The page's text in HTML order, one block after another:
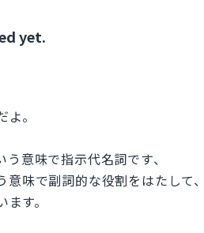
yet.
。
意味で指示代名詞です、
意味で副詞的な役割をはたして
す。